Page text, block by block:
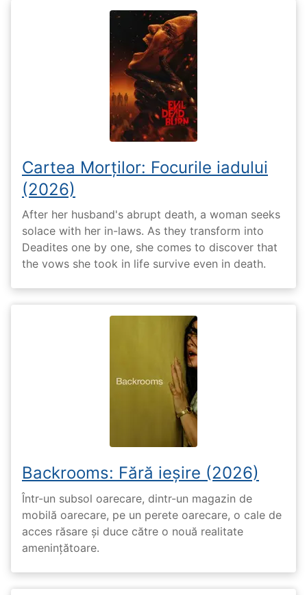
Cartea Morților: Focurile iadului
(2026)
After her husband's abrupt death, a woman seeks
solace with her in-laws. As they transform into
Deadites one by one, she comes to discover that
the vows she took in life survive even in death.
Backrooms: Fără ieșire (2026)
Într-un subsol oarecare, dintr-un magazin de
mobilă oarecare, pe un perete oarecare, o cale de
acces răsare și duce către o nouă realitate
amenințătoare.